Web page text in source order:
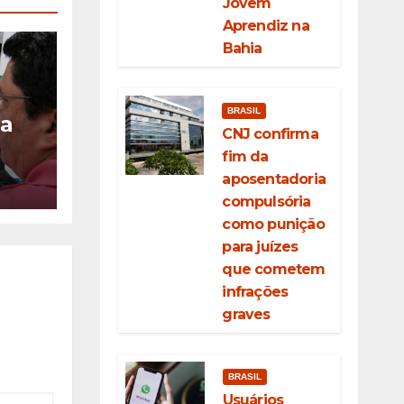
Aprendiz na
Bahia
BRASIL
CNJ confirma
fim da
aposentadoria
compulsória
como punição
para juízes
que cometem
infrações
graves
BRASIL
Usuários